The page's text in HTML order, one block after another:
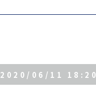
2020/06/11 18:20